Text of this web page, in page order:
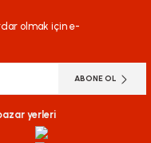
olmak için e-
ABONE OL
yerleri